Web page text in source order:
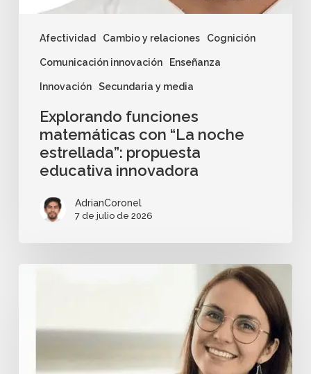
Afectividad Cambio y relaciones Cognición
Comunicación innovación Enseñanza
Innovación Secundaria y media
Explorando funciones
matemáticas con “La noche
estrellada”: propuesta
educativa innovadora
AdrianCoronel
7 de julio de 2026